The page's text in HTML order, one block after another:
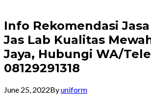
Info Rekomendasi
Jas Lab Kualitas
Jaya, Hubungi WA/
08129291318
June 25, 2022Byuniform